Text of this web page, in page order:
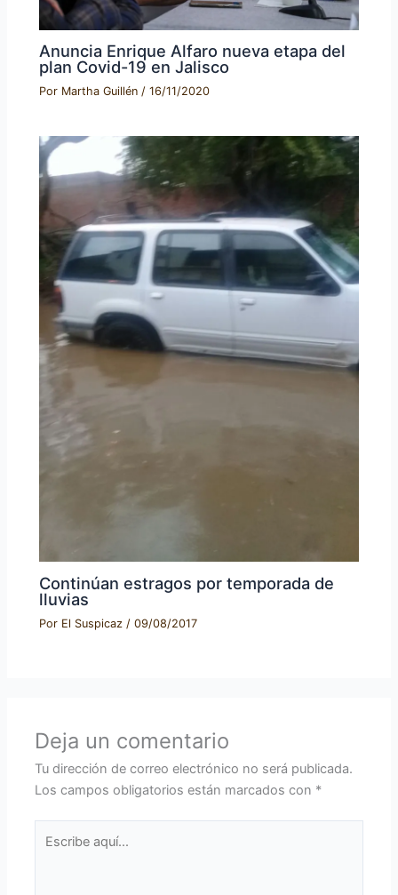
Anuncia Enrique Alfaro nueva etapa del
plan Covid-19 en Jalisco
Por Martha Guillén/16/11/2020
Continúan estragos por temporada de
lluvias
Por El Suspicaz /09/08/2017
Deja un comentario
Tu dirección de correo electrónico no será publicada.
Los campos obligatorios están marcados con *
aquí...